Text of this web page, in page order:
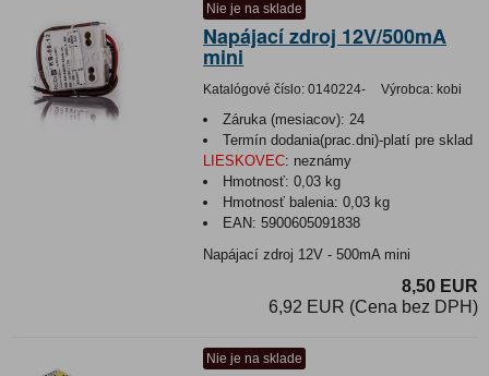
Nie je na sklade
Napájací zdroj 12V/500mA
mini
Katalógové číslo: 0140224- Výrobca: kobi
Záruka (mesiacov): 24
Termín dodania(prac.dni)-platí pre sklad
LIESKOVEC: neznámy
Hmotnosť:0,03 kg
Hmotnosť balenia:0,03 kg
EAN:5900605091838
Napájací zdroj 12V - 500mA mini
8,50 EUR
6,92 EUR (Cena bez DPH)
Nie je na sklade